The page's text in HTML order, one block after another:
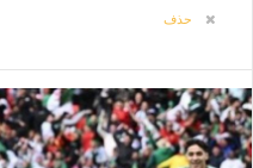
حذف